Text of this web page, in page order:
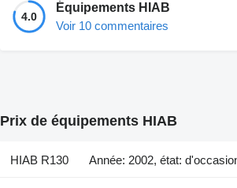
4.0
Équipements HIAB
Voir 10 commentaires
Prix de équipements HIAB
HIAB R130 Année: 2002, état: